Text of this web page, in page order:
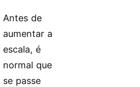
Antes de
aumentar a
escala, é
normal que
se passe